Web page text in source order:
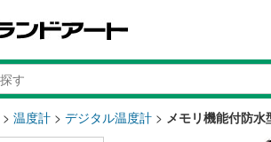
> 温度計 > デジタル温度計 > メモリ機能付防